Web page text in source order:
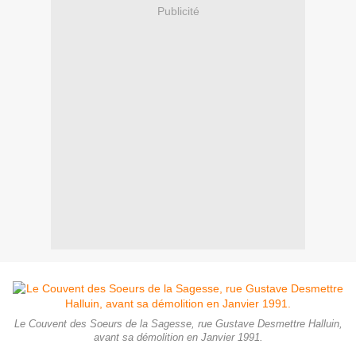
Publicité
Le Couvent des Soeurs de la Sagesse, rue Gustave Desmettre Halluin,
avant sa démolition en Janvier 1991.